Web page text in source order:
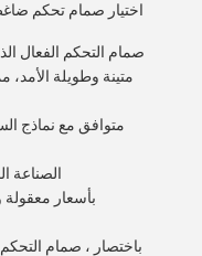
اختيار صمام تحكم
صمام التحكم الفعال
متينة وطويلة
متوافق مع نماذج
الصناعة
بأسعار معقولة
باختصار ، صمام التحكم